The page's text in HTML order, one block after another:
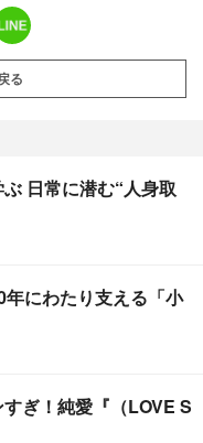
る
日常に潜む“人身取
にわたり支える「小
ぎ！純愛『（LOVE S